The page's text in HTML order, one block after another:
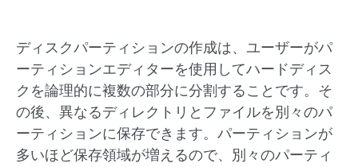
ディスクパーティションの作成は、ユーザーがパ
ーティションエディターを使用してハードディス
クを論理的に複数の部分に分割することです。そ
の後、異なるディレクトリとファイルを別々のパ
ーティションに保存できます。パーティションが
多いほど保存領域が増えるので、別々のパーティ